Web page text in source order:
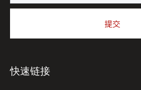
提交
快速链接